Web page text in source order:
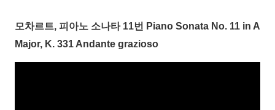
모차르트, 피아노 소나타 11번 Piano Sonata No. 11 in A
Major, K. 331 Andante grazioso